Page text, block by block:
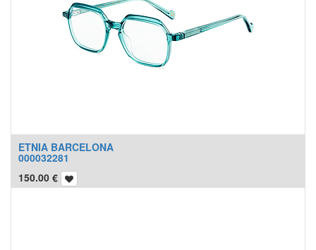
ETNIA BARCELONA
000032281
150.00 €